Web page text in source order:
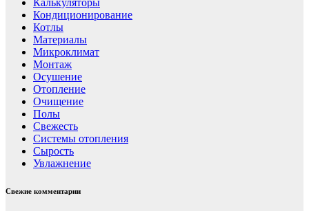
Кондиционирование
Котлы
Материалы
Микроклимат
Монтаж
Осушение
Отопление
Очищение
Полы
Свежесть
Системы отопления
Сырость
Увлажнение
Свежие комментарии